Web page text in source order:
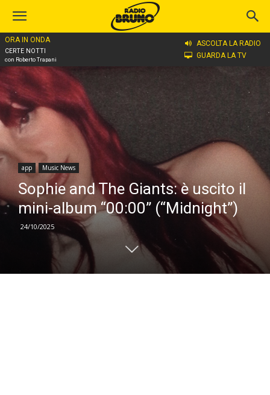
ORA IN ONDA
CERTE NOTTI
con Roberto Trapani
ASCOLTA LA RADIO
GUARDA LA TV
Home
app Music News
Sophie and The Giants: è uscito il
mini-album “00:00” (“Midnight”)
24/10/2025